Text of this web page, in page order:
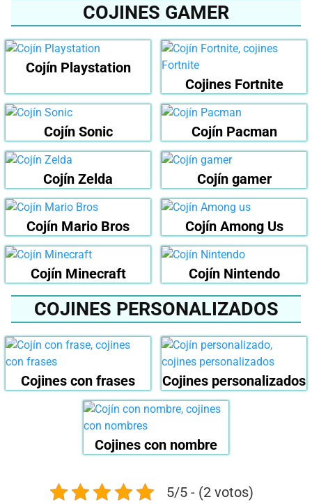
COJINES GAMER
Cojín Playstation
Cojines Fortnite
Cojín Sonic Cojín Pacman
Cojín Zelda Cojín gamer
Cojín Mario Bros Cojín Among Us
Cojín Minecraft Cojín Nintendo
COJINES PERSONALIZADOS
Cojines con frases Cojines personalizados
Cojines con nombre
5/5 - (2 votos)